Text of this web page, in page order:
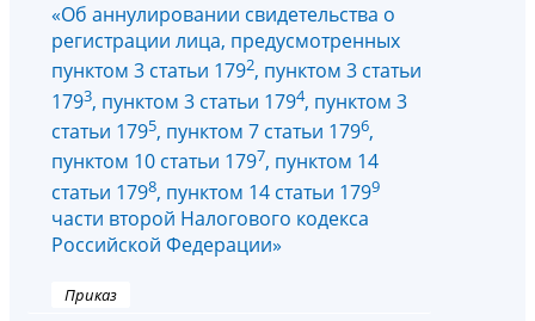
«Об аннулировании свидетельства о
регистрации лица, предусмотренных
пунктом 3 статьи 1792, пунктом 3 статьи
1793, пунктом 3 статьи 1794, пунктом 3
статьи 1795, пунктом 7 статьи 1796,
пунктом 10 статьи 1797, пунктом 14
статьи 1798, пунктом 14 статьи 1799
части второй Налогового кодекса
Российской Федерации»
Приказ